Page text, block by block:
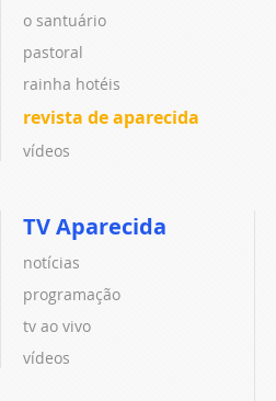
o santuário
pastoral
rainha hotéis
revista de aparecida
vídeos
TV Aparecida
notícias
programação
tv ao vivo
vídeos